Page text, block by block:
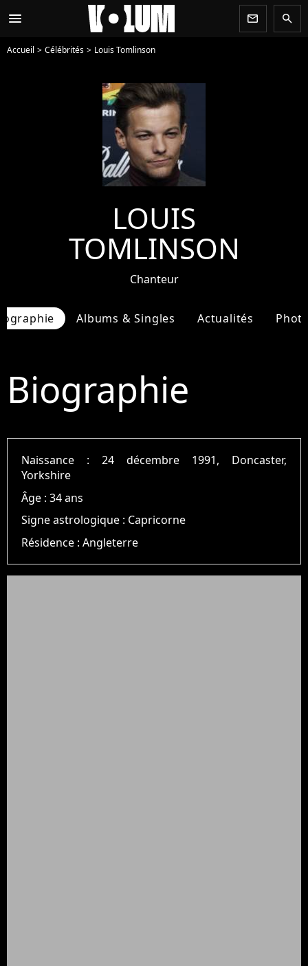
menu newsletter search
Accueil Célébrités Louis Tomlinson
LOUIS
TOMLINSON
Chanteur
Albums & Singles Actualités
Biographie
Naissance :24 décembre 1991, Doncaster,
Yorkshire
Âge :34 ans
Signe astrologique : Capricorne
Résidence :Angleterre